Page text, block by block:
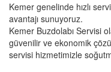
Kemer genelinde hızlı
avantajı sunuyoruz.
Kemer Buzdolabı Servisi
güvenilir ve ekonomik
servisi hizmetimizle